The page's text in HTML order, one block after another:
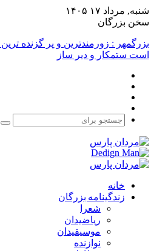
شنبه, مرداد ۱۷ ۱۴۰۵
سخن بزرگان
بزرگمهر : زورمندترین و پر گزنده
است ستمکار و دیر ساز
خانه
زندگینامه بزرگان
شعرا
ریاضیدان
موسیقیدان
نوازنده